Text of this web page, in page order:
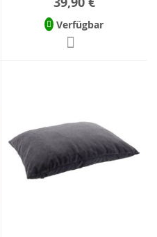
Verfügbar